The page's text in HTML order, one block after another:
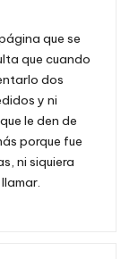
que se
que cuando
dos
y ni
le den de
porque fue
ni siquiera